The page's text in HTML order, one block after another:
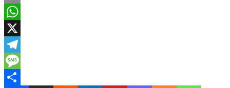
Email
WhatsApp
X
Telegram
Message